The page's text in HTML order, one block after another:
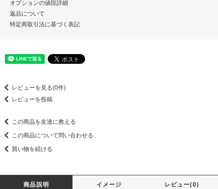
オプションの値段詳細
返品について
特定商取引法に基づく表記
レビューを見る(0件)
レビューを投稿
この商品を友達に教える
この商品について問い合わせる
買い物を続ける
商品説明 イメージ レビュー(0)